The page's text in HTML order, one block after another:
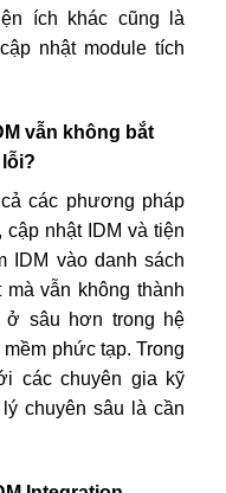
ích khác cũng là
nhật module tích
vẫn không bắt
lỗi?
các phương pháp
nhật IDM và tiện
IDM vào danh sách
vẫn không thành
ở sâu hơn trong hệ
phức tạp. Trong
các chuyên gia kỹ
chuyên sâu là cần